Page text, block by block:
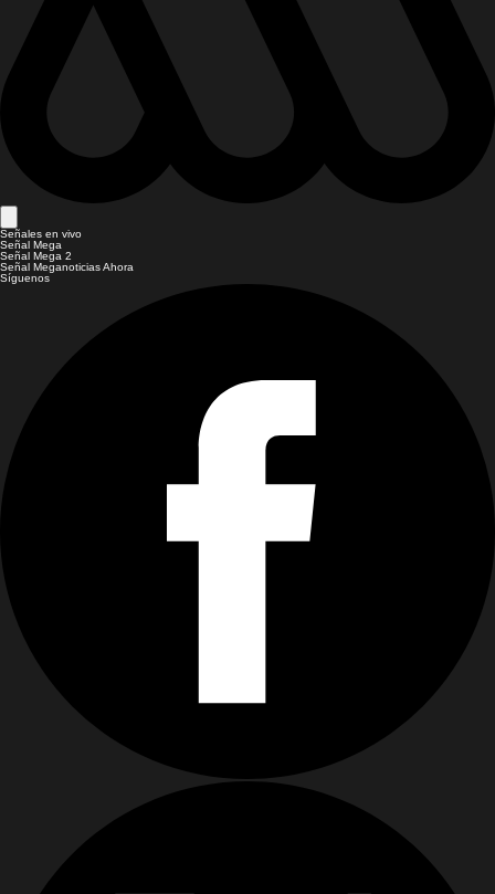
Señales en vivo
Señal Mega
Señal Mega 2
Señal Meganoticias Ahora
Síguenos